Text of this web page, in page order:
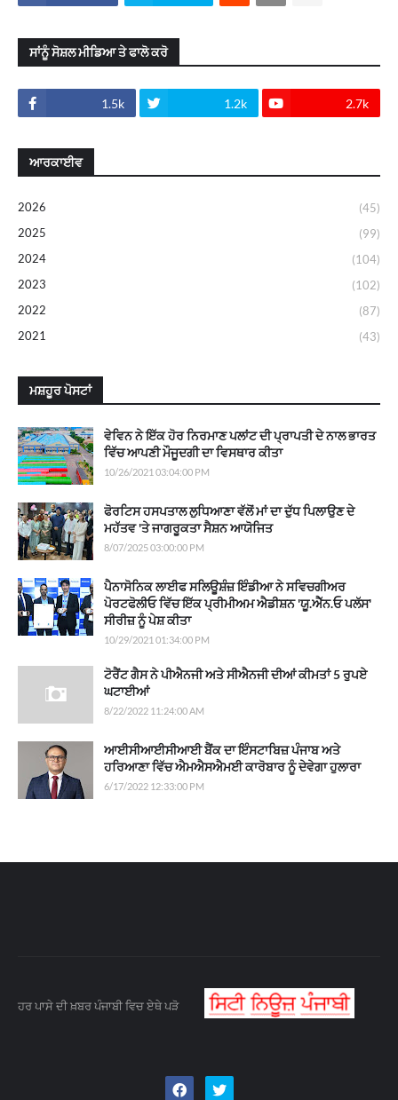
ਸਾਂਨੂੰ ਸੋਸ਼ਲ ਮੀਡਿਆ ਤੇ ਫਾਲੋ ਕਰੋ
1.5k 1.2k 2.7k
ਆਰਕਾਈਵ
2026
(45)
2025
(99)
2024
(104)
2023
(102)
2022
(87)
2021
(43)
ਮਸ਼ਹੂਰ ਪੋਸਟਾਂ
ਵੇਵਿਨ ਨੇ ਇੱਕ ਹੋਰ ਨਿਰਮਾਣ ਪਲਾਂਟ ਦੀ ਪ੍ਰਾਪਤੀ ਦੇ ਨਾਲ ਭਾਰਤ
ਵਿੱਚ ਆਪਣੀ ਮੌਜੂਦਗੀ ਦਾ ਵਿਸਥਾਰ ਕੀਤਾ
10/26/2021 03:04:00 PM
ਫੋਰਟਿਸ ਹਸਪਤਾਲ ਲੁਧਿਆਣਾ ਵੱਲੋਂ ਮਾਂ ਦਾ ਦੁੱਧ ਪਿਲਾਉਣ ਦੇ
ਮਹੱਤਵ 'ਤੇ ਜਾਗਰੂਕਤਾ ਸੈਸ਼ਨ ਆਯੋਜਿਤ
8/07/2025 03:00:00 PM
ਪੈਨਾਸੋਨਿਕ ਲਾਈਫ ਸਲਿਊਸ਼ੰਜ਼ ਇੰਡੀਆ ਨੇ ਸਵਿਚਗੀਅਰ
ਪੋਰਟਫੋਲੀਓ ਵਿੱਚ ਇੱਕ ਪ੍ਰੀਮੀਅਮ ਐਡੀਸ਼ਨ 'ਯੂ.ਐੱਨ.ਓ ਪਲੱਸ'
ਸੀਰੀਜ਼ ਨੂੰ ਪੇਸ਼ ਕੀਤਾ
10/29/2021 01:34:00 PM
ਟੋਰੈਂਟ ਗੈਸ ਨੇ ਪੀਐਨਜੀ ਅਤੇ ਸੀਐਨਜੀ ਦੀਆਂ ਕੀਮਤਾਂ 5 ਰੁਪਏ
ਘਟਾਈਆਂ
8/22/2022 11:24:00 AM
ਆਈਸੀਆਈਸੀਆਈ ਬੈਂਕ ਦਾ ਇੰਸਟਾਬਿਜ਼ ਪੰਜਾਬ ਅਤੇ
ਹਰਿਆਣਾ ਵਿੱਚ ਐਮਐਸਐਮਈ ਕਾਰੋਬਾਰ ਨੂੰ ਦੇਵੇਗਾ ਹੁਲਾਰਾ
6/17/2022 12:33:00 PM
ਹਰ ਪਾਸੇ ਦੀ ਖ਼ਬਰ ਪੰਜਾਬੀ ਵਿਚ ਏਥੇ ਪੜੋ